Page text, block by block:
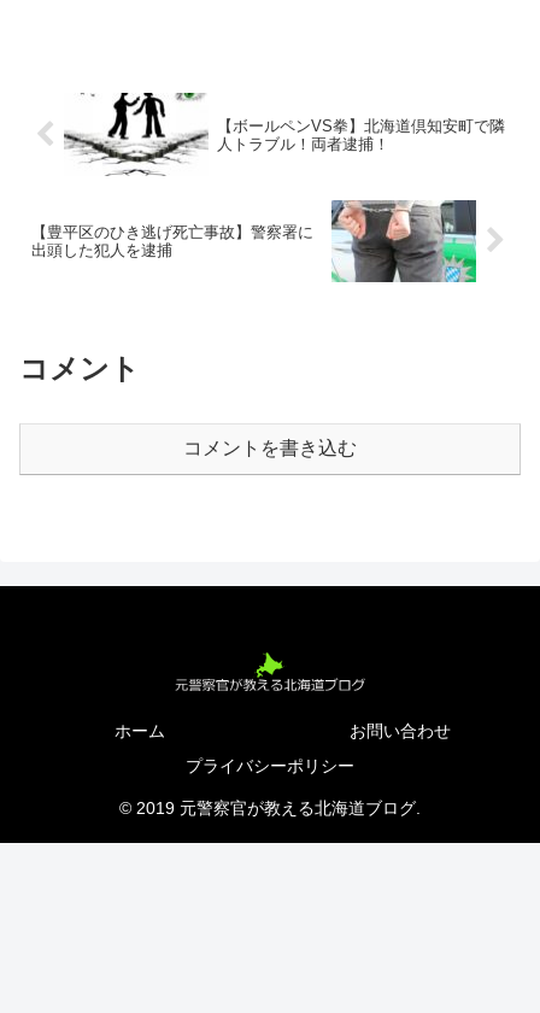
【ボールペンVS拳】北海道倶知安町で隣
人トラブル！両者逮捕！
【豊平区のひき逃げ死亡事故】警察署に
出頭した犯人を逮捕
コメント
コメントを書き込む
ホーム
お問い合わせ
プライバシーポリシー
© 2019 元警察官が教える北海道ブログ.